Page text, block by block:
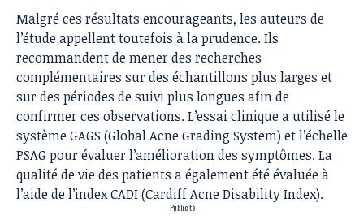
Malgré ces résultats encourageants, les auteurs de
l’étude appellent toutefois à la prudence. Ils
recommandent de mener des recherches
complémentaires sur des échantillons plus larges et
sur des périodes de suivi plus longues afin de
confirmer ces observations. L’essai clinique a utilisé le
système GAGS (Global Acne Grading System) et l’échelle
PSAG pour évaluer l’amélioration des symptômes. La
qualité de vie des patients a également été évaluée à
l’aide de l’index CADI (Cardiff Acne Disability Index).
- Publicité -